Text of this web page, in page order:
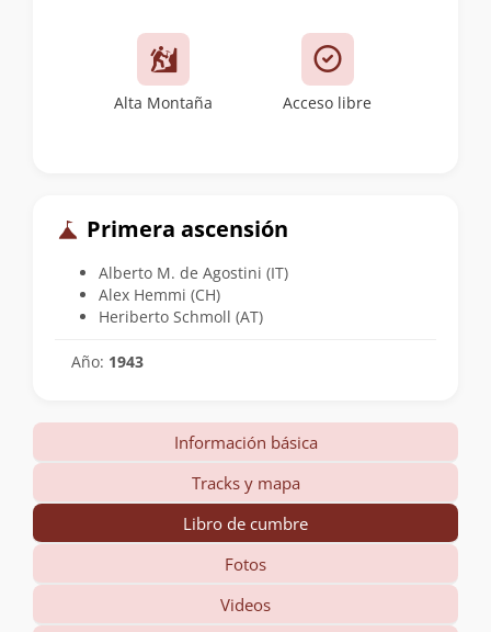
Alta Montaña Acceso libre
Primera ascensión
Alberto M. de Agostini (IT)
Alex Hemmi (CH)
Heriberto Schmoll (AT)
Año: 1943
Información básica
Tracks y mapa
Libro de cumbre
Fotos
Videos